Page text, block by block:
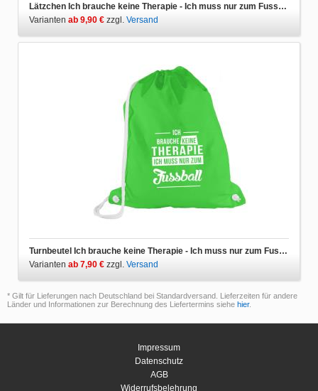
Lätzchen Ich brauche keine Therapie - Ich muss nur zum Fussball
Varianten ab 9,90 € zzgl. Versand
Turnbeutel Ich brauche keine Therapie - Ich muss nur zum Fussball
Varianten ab 7,90 € zzgl. Versand
* Gilt für Lieferungen nach Deutschland bei Standardversand. Lieferzeiten für andere
Länder und Informationen zur Berechnung des Liefertermins siehe hier.
Impressum
Datenschutz
AGB
Widerrufsbelehrung